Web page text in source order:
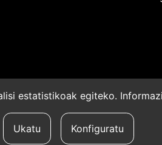
estatistikoak egiteko.
Ukatu Konfiguratu